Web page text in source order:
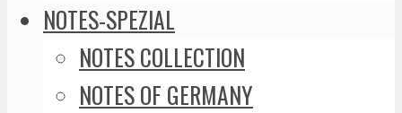
NOTES-SPEZIAL
NOTES COLLECTION
NOTES OF GERMANY